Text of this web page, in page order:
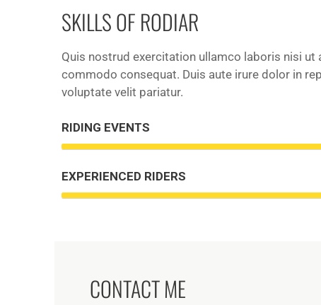
SKILLS OF RODIAR
Quis nostrud exercitation ullamco laboris nisi ut
commodo consequat. Duis aute irure dolor in
voluptate velit pariatur.
RIDING EVENTS
EXPERIENCED RIDERS
CONTACT ME